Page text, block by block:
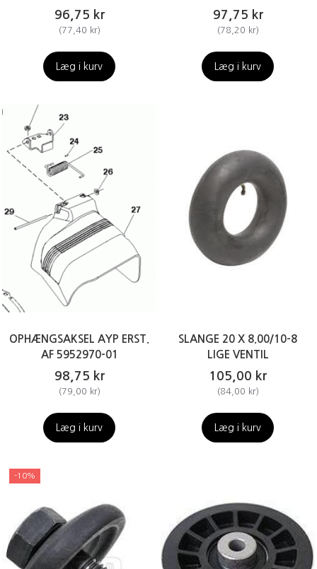
96,75 kr
(77,40 kr)
Læg i kurv
97,75 kr
(78,20 kr)
Læg i kurv
OPHÆNGSAKSEL AYP ERST.
AF 5952970-01
98,75 kr
(79,00 kr)
Læg i kurv
SLANGE 20 X 8.00/10-8
LIGE VENTIL
105,00 kr
(84,00 kr)
Læg i kurv
-10%